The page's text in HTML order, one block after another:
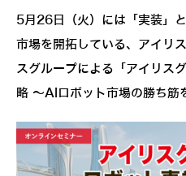
5月26日（火）には「実装」
市場を開拓している、アイリ
スグループによる「アイリス
略 ～AIロボット市場の勝ち筋